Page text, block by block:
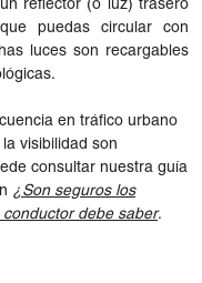
reflector (o luz) trasero
puedas circular con
luces son recargables
en tráfico urbano
visibilidad son
consultar nuestra guía
¿Son seguros los
debe saber.